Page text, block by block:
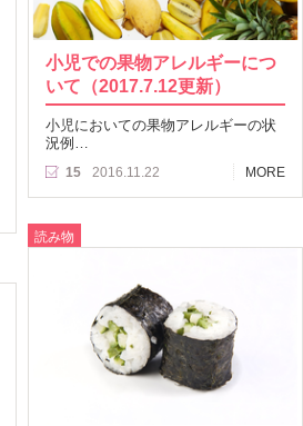
小児での果物アレルギーにつ
いて（2017.7.12更新）
小児においての果物アレルギーの状
況例…
15 2016.11.22 MORE
読み物